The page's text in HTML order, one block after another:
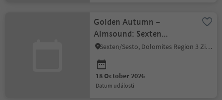
Golden Autumn –
Almsound: Sexten
Mountain & Music -
Helmhanghütte
Sexten/Sesto, Dolomites Region 3 Zinnen
18 October 2026
datum události